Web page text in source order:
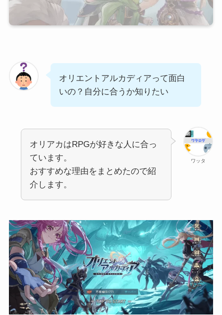
オリエントアルカディアって面白
いの？自分に合うか知りたい
ワッタ
オリアカはRPGが好きな人に合っ
ています。
おすすめな理由をまとめたので紹
介します。